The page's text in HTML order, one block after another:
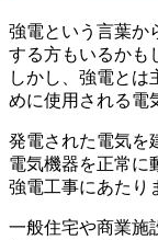
強電という言葉か
する方もいるかも
しかし、強電とは
めに使用される電
発電された電気を
電気機器を正常に
強電工事にあたり
一般住宅や商業施